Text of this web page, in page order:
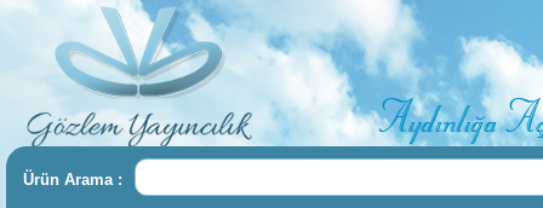
Ürün Arama :